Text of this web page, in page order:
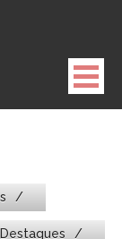
Destaques